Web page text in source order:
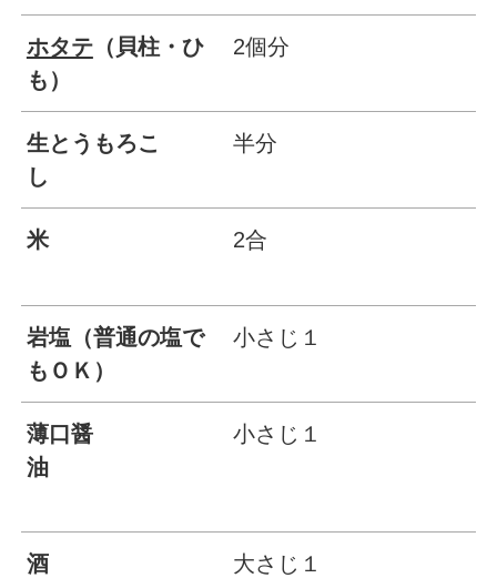
ホタテ（貝柱・ひ
も）
2個分
生とうもろこ
し
半分
米 2合
岩塩（普通の塩で
もＯＫ）
小さじ１
薄口醤
油
小さじ１
酒 大さじ１